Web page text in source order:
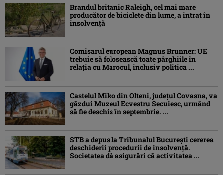
Brandul britanic Raleigh, cel mai mare
producător de biciclete din lume, a intrat în
insolvență
Comisarul european Magnus Brunner: UE
trebuie să folosească toate pârghiile în
relația cu Marocul, inclusiv politica ...
Castelul Miko din Olteni, județul Covasna, va
găzdui Muzeul Ecvestru Secuiesc, urmând
să fie deschis în septembrie. ...
STB a depus la Tribunalul București cererea
deschiderii procedurii de insolvență.
Societatea dă asigurări că activitatea ...